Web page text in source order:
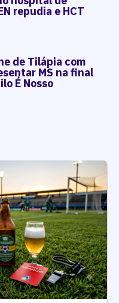
repudia e HCT
de Tilápia com
MS na final
É Nosso